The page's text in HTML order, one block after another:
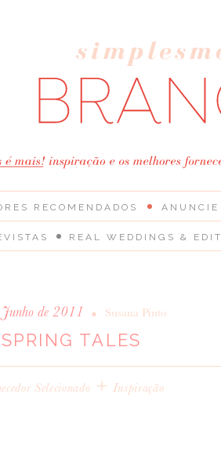
REAL WEDDINGS &
RECOMENDADOS ANUNCIE
de 2011 • Susana Pinto
SPRING TALES
Selecionado + Inspiração